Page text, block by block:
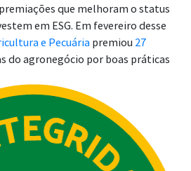
que melhoram o status
em ESG. Em fevereiro desse
e Pecuária premiou 27
do agronegócio por boas práticas